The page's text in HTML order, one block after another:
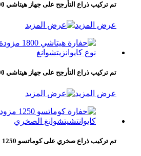
تم تركيب ذراع التأرجح على جهاز هيتاشي 1200
عرض المزيد
تم تركيب ذراع التأرجح على جهاز هيتاشي 1800
عرض المزيد
تم تركيب ذراع صخري على كوماتسو 1250